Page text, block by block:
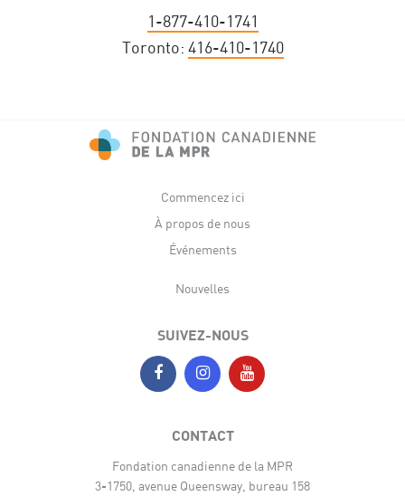
1-877-410-1741
Toronto: 416-410-1740
Commencez ici
À propos de nous
Événements
Nouvelles
SUIVEZ-NOUS
CONTACT
Fondation canadienne de la MPR
3-1750, avenue Queensway, bureau 158